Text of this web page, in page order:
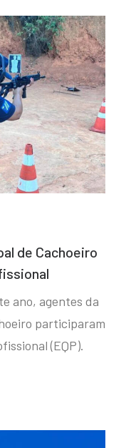
de Cachoeiro
ano, agentes da
participaram
(EQP).